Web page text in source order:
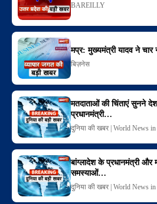
BAREILLY
मप्र: मुख्यमंत्री यादव ने
बिज़नेस
मतदाताओं की चिंताएं सुनने
प्रधानमंत्री…
दुनिया की खबर | World News
बांग्लादेश के प्रधानमंत्री और
समस्याओं…
दुनिया की खबर | World News